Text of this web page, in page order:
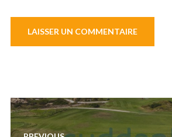
Navigation
de